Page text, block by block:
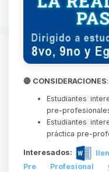
🔴 CONSIDERACIONES:
Estudiantes
pre-
Estudiantes
práctica pre-
Interesados:
Pre Profesional